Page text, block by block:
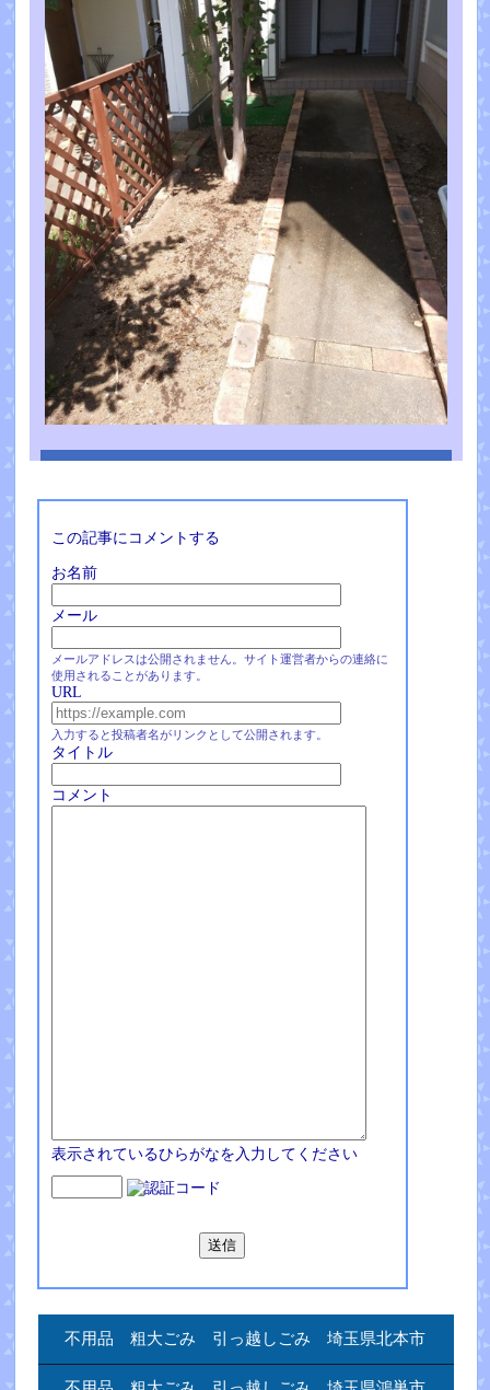
この記事にコメントする
お名前
メール
メールアドレスは公開されません。サイト運営者からの連絡に
使用されることがあります。
URL
入力すると投稿者名がリンクとして公開されます。
タイトル
コメント
表示されているひらがなを入力してください
不用品 粗大ごみ 引っ越しごみ 埼玉県北本市